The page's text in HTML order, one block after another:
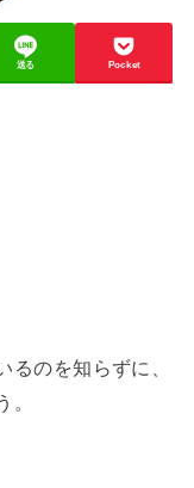
送る Pocket
るのを知らずに、
。